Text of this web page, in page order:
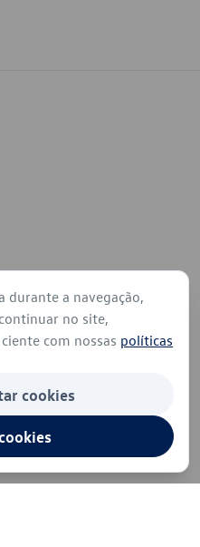
durante a navegação,
no site,
com nossas políticas
cookies